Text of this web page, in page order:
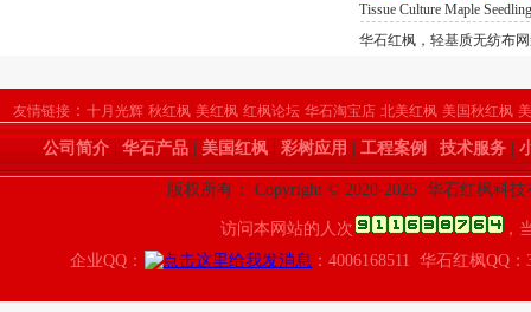
Tissue Culture Maple
华石红枫，轻基质无纺布
友情链接 ： 十月光辉 秋红枫 美红枫 红枫论坛 华石淘宝店 北美红枫 美国秋红枫
公司简介 |华石产品 |美国红枫 |彩树应用 |工程案例 |技术服务 |
版权所有： Copyright © 2020-2025 华石红枫科
访问本网站的人次
，
企业QQ：
：4006168511 华石红枫QQ